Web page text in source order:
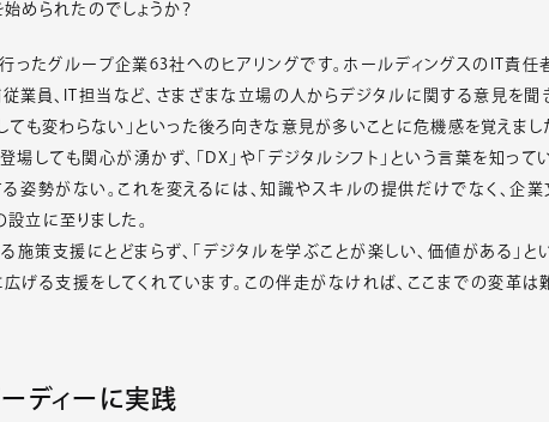
められたのでしょうか？
ったグループ企業63社へのヒアリングです。ホールディングスのIT責任
従業員、IT担当など、さまざまな立場の人からデジタルに関する意見を聞
ても変わらない」といった後ろ向きな意見が多いことに危機感を覚えまし
しても関心が湧かず、「DX」や「デジタルシフト」という言葉を知って
姿勢がない。これを変えるには、知識やスキルの提供だけでなく、企
立に至りました。
施策支援にとどまらず、「デジタルを学ぶことが楽しい、価値がある」と
げる支援をしてくれています。この伴走がなければ、ここまでの変革は
ディーに実践